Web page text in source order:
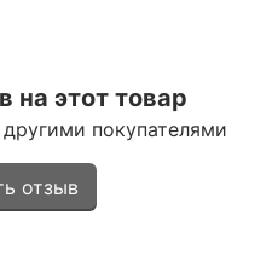
на этот товар
покупателями
отзыв